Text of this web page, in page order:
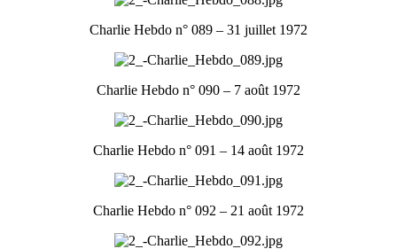
Charlie Hebdo n° 089 – 31 juillet 1972
Charlie Hebdo n° 090 – 7 août 1972
Charlie Hebdo n° 091 – 14 août 1972
Charlie Hebdo n° 092 – 21 août 1972